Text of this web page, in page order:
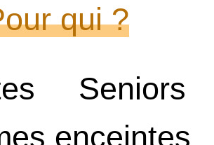
qui ?
Seniors
enceintes